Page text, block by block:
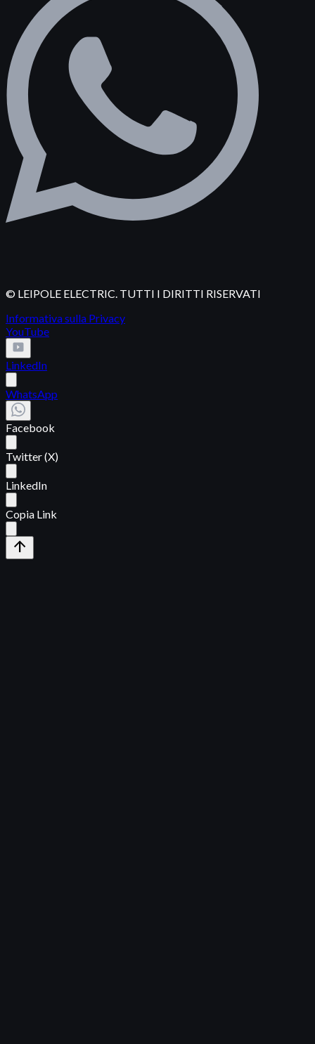
© LEIPOLE ELECTRIC. TUTTI I DIRITTI RISERVATI
Informativa sulla Privacy
YouTube
LinkedIn
WhatsApp
Facebook
Twitter (X)
LinkedIn
Copia Link
arrow_upward